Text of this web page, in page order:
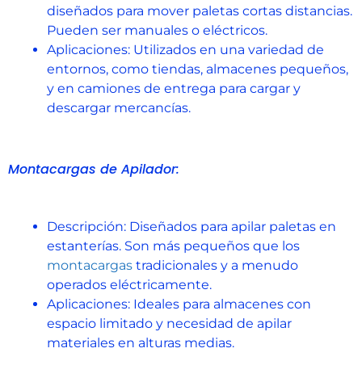
diseñados para mover paletas cortas distancias.
Pueden ser manuales o eléctricos.
Aplicaciones: Utilizados en una variedad de
entornos, como tiendas, almacenes pequeños,
y en camiones de entrega para cargar y
descargar mercancías.
Montacargas de Apilador:
Descripción: Diseñados para apilar paletas en
estanterías. Son más pequeños que los
montacargas tradicionales y a menudo
operados eléctricamente.
Aplicaciones: Ideales para almacenes con
espacio limitado y necesidad de apilar
materiales en alturas medias.